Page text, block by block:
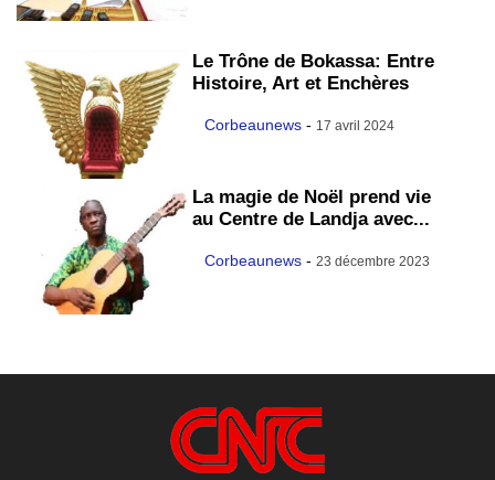
Le Trône de Bokassa: Entre
Histoire, Art et Enchères
Corbeaunews - 17 avril 2024
La magie de Noël prend vie
au Centre de Landja avec...
Corbeaunews - 23 décembre 2023